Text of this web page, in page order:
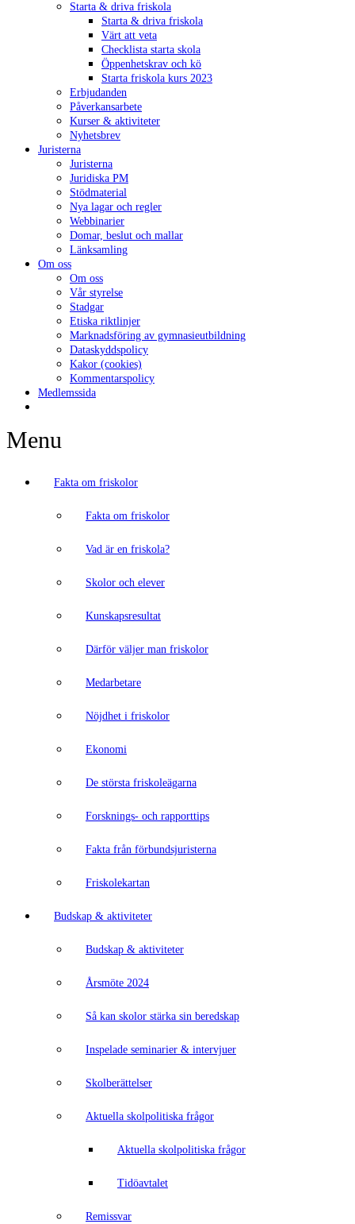
Starta & driva friskola
Starta & driva friskola
Värt att veta
Checklista starta skola
Öppenhetskrav och kö
Starta friskola kurs 2023
Erbjudanden
Påverkansarbete
Kurser & aktiviteter
Nyhetsbrev
Juristerna
Juristerna
Juridiska PM
Stödmaterial
Nya lagar och regler
Webbinarier
Domar, beslut och mallar
Länksamling
Om oss
Om oss
Vår styrelse
Stadgar
Etiska riktlinjer
Marknadsföring av gymnasieutbildning
Dataskyddspolicy
Kakor (cookies)
Kommentarspolicy
Medlemssida
Menu
Fakta om friskolor
Fakta om friskolor
Vad är en friskola?
Skolor och elever
Kunskapsresultat
Därför väljer man friskolor
Medarbetare
Nöjdhet i friskolor
Ekonomi
De största friskoleägarna
Forsknings- och rapporttips
Fakta från förbundsjuristerna
Friskolekartan
Budskap & aktiviteter
Budskap & aktiviteter
Årsmöte 2024
Så kan skolor stärka sin beredskap
Inspelade seminarier & intervjuer
Skolberättelser
Aktuella skolpolitiska frågor
Aktuella skolpolitiska frågor
Tidöavtalet
Remissvar